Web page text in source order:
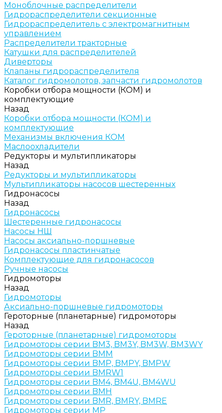
Моноблочные распределители
Гидрораспределители секционные
Гидрораспределитель с электромагнитным
управлением
Распределители тракторные
Катушки для распределителей
Диверторы
Клапаны гидрораспределителя
Каталог гидромолотов, запчасти гидромолотов
Коробки отбора мощности (КОМ) и
комплектующие
Назад
Коробки отбора мощности (КОМ) и
комплектующие
Механизмы включения КОМ
Маслоохладители
Редукторы и мультипликаторы
Назад
Редукторы и мультипликаторы
Мультипликаторы насосов шестеренных
Гидронасосы
Назад
Гидронасосы
Шестеренные гидронасосы
Насосы НШ
Насосы аксиально-поршневые
Гидронасосы пластинчатые
Комплектующие для гидронасосов
Ручные насосы
Гидромоторы
Назад
Гидромоторы
Аксиально-поршневые гидромоторы
Героторные (планетарные) гидромоторы
Назад
Героторные (планетарные) гидромоторы
Гидромоторы серии BM3, BM3Y, BM3W, BM3WY
Гидромоторы серии BMM
Гидромоторы серии BMP, BMPY, BMPW
Гидромоторы серии BMRW1
Гидромоторы серии BМ4, BM4U, BМ4WU
Гидромоторы серии BМH
Гидромоторы серии BМR, BMRY, BМRE
Гидромоторы серии MP